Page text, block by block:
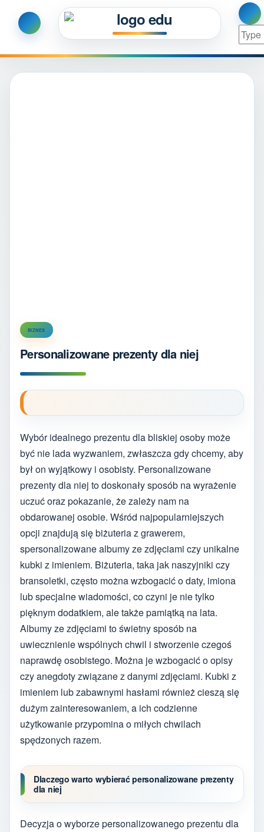
BIZNES
Personalizowane prezenty dla niej
Wybór idealnego prezentu dla bliskiej osoby może
być nie lada wyzwaniem, zwłaszcza gdy chcemy, aby
był on wyjątkowy i osobisty. Personalizowane
prezenty dla niej to doskonały sposób na wyrażenie
uczuć oraz pokazanie, że zależy nam na
obdarowanej osobie. Wśród najpopularniejszych
opcji znajdują się biżuteria z grawerem,
spersonalizowane albumy ze zdjęciami czy unikalne
kubki z imieniem. Biżuteria, taka jak naszyjniki czy
bransoletki, często można wzbogacić o daty, imiona
lub specjalne wiadomości, co czyni je nie tylko
pięknym dodatkiem, ale także pamiątką na lata.
Albumy ze zdjęciami to świetny sposób na
uwiecznienie wspólnych chwil i stworzenie czegoś
naprawdę osobistego. Można je wzbogacić o opisy
czy anegdoty związane z danymi zdjęciami. Kubki z
imieniem lub zabawnymi hasłami również cieszą się
dużym zainteresowaniem, a ich codzienne
użytkowanie przypomina o miłych chwilach
spędzonych razem.
Dlaczego warto wybierać personalizowane prezenty
dla niej
Decyzja o wyborze personalizowanego prezentu dla